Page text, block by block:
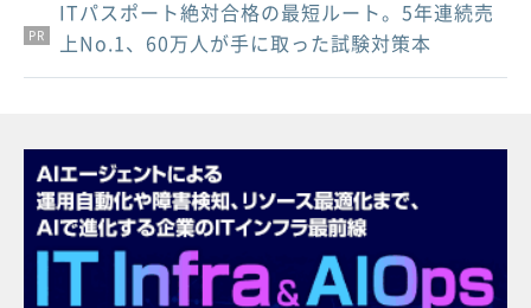
PR
PR
PR
ITパスポート絶対合格の最短ルート。5年連続売
上No.1、60万人が手に取った試験対策本